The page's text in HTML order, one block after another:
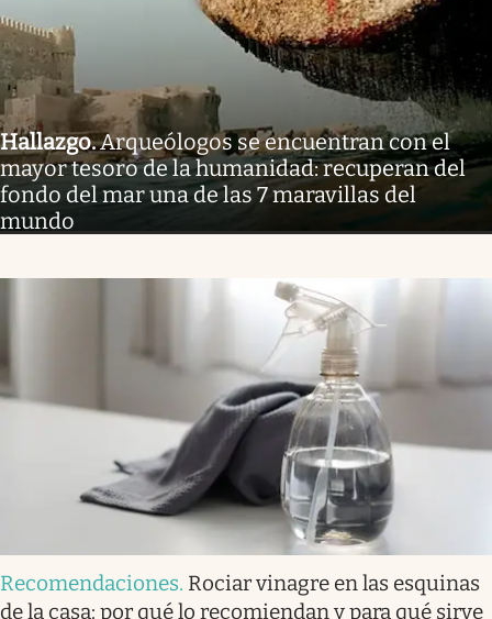
Hallazgo.Arqueólogos se encuentran con el
mayor tesoro de la humanidad: recuperan del
fondo del mar una de las 7 maravillas del
mundo
Recomendaciones. Rociar vinagre en las esquinas
de la casa: por qué lo recomiendan y para qué sirve